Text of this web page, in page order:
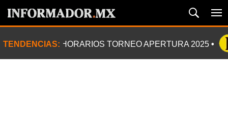
TENDENCIAS: HORARIOS TORNEO APERTURA 2025